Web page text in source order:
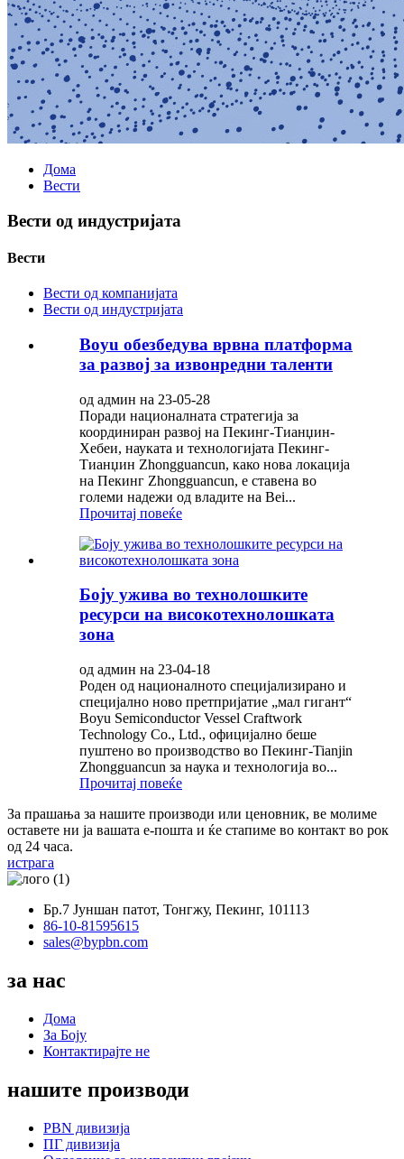
Дома
Вести
Вести од индустријата
Вести
Вести од компанијата
Вести од индустријата
Boyu обезбедува врвна платформа
за развој за извонредни таленти
од админ на 23-05-28
Поради националната стратегија за
координиран развој на Пекинг-Тианџин-
Хебеи, науката и технологијата Пекинг-
Тианџин Zhongguancun, како нова локација
на Пекинг Zhongguancun, е ставена во
големи надежи од владите на Bei...
Прочитај повеќе
Боју ужива во технолошките
ресурси на високотехнолошката
зона
од админ на 23-04-18
Роден од националното специјализирано и
специјално ново претпријатие „мал гигант“
Boyu Semiconductor Vessel Craftwork
Technology Co., Ltd., официјално беше
пуштено во производство во Пекинг-Tianjin
Zhongguancun за наука и технологија во...
Прочитај повеќе
За прашања за нашите производи или ценовник, ве молиме
оставете ни ја вашата е-пошта и ќе стапиме во контакт во рок
од 24 часа.
истрага
Бр.7 Јуншан патот, Тонгжу, Пекинг, 101113
86-10-81595615
sales@bypbn.com
за нас
Дома
За Боју
Контактирајте не
нашите производи
PBN дивизија
ПГ дивизија